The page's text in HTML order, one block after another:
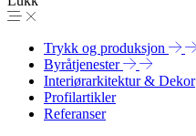
Trykk og produksjon
Byråtjenester
Interiørarkitektur & Dekor
Profilartikler
Referanser